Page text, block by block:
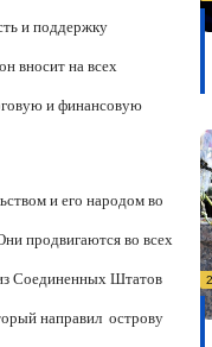
и поддержку
вносит на всех
и финансовую
и его народом во
продвигаются во всех
Соединенных Штатов
направил острову